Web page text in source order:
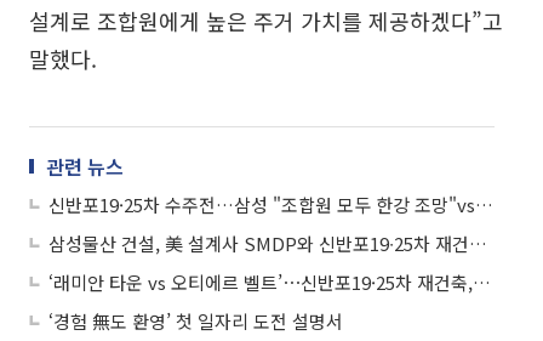
설계로 조합원에게 높은 주거 가치를 제공하겠다”고
말했다.
관련 뉴스
신반포19·25차 수주전…삼성 "조합원 모두 한강 조망"vs포스코 "2억 조기 지원"
삼성물산 건설, 美 설계사 SMDP와 신반포19∙25차 재건축 협업
‘래미안 타운 vs 오티에르 벨트’⋯신반포19·25차 재건축, 한강변 스카이라인 노린다
‘경험 無도 환영’ 첫 일자리 도전 설명서